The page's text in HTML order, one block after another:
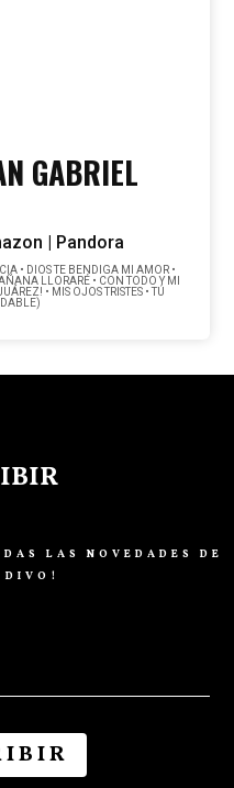
GABRIEL
| Pandora
• DIOS TE BENDIGA MI AMOR •
LLORARÉ • CON TODO Y MI
• MIS OJOS TRISTES • TÚ
LAS NOVEDADES DE
DIVO!